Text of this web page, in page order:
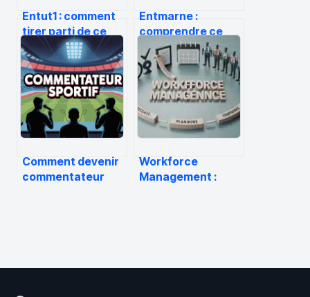
Entut1 : comment
tirer parti de ce
concept dans
votre stratégie
Entmarne :
comprendre ce
sigle, ses acteurs
et ses services
Comment devenir
commentateur
Workforce
Management :